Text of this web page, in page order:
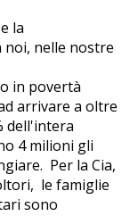
la
noi, nelle nostre
in povertà
arrivare a oltre
dell'intera
4 milioni gli
Per la Cia,
le famiglie
sono